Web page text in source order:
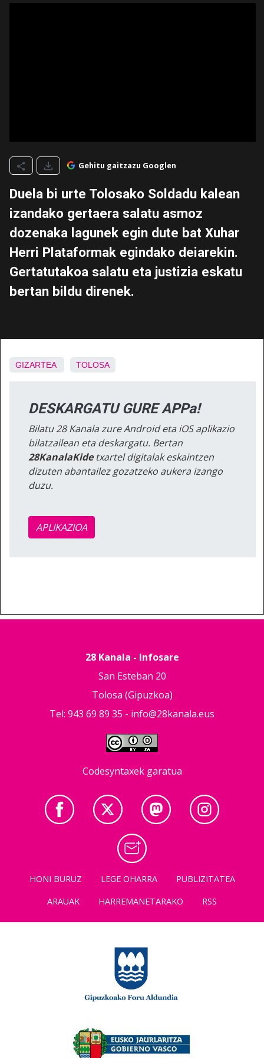
Gehitu gaitzazu Googlen
Duela bi urte Tolosako Soldadu kalean
izandako gertaera salatu asmoz
dozenaka lagunek egin dute bat Xuhar
Herri Plataformak egindako deiarekin.
Gertatutakoa salatu eta justizia eskatu
bertan bildu direnek.
GIZARTEA TOLOSA
DESKARGATU GURE APPa!
Bilatu 28 Kanala zure Android eta iOS aplikazio
bilatzailean eta deskargatu. Bertan
28KanalaKidetxartel digitalak eskaintzen
dizuten abantailez gozatzeko aukera izango
duzu.
APLIKAZIOA
28 Kanala - Infosare
San Esteban 20
Tolosa (Gipuzkoa)
Tel: 943 69 89 35 - info@28kanala.eus
Codesyntaxek garatua
HONI BURUZ LEGE OHARRA
PUBLIZITATEA
ARAUAK
HARREMANETARAKO RSS